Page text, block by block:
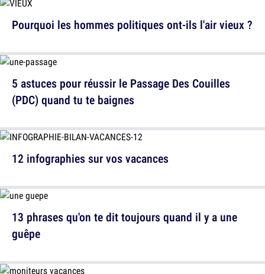
5 astuces pour réussir le Passage Des Couilles
(PDC) quand tu te baignes
13 phrases qu'on te dit toujours quand il y a une
guêpe
Pourquoi les hommes politiques ont-ils l'air vieux ?
12 infographies sur vos vacances